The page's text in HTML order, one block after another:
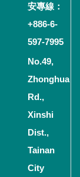
安專線：
+886-6-
597-7995
No.49,
Zhonghua
Rd.,
Xinshi
Dist.,
Tainan
City